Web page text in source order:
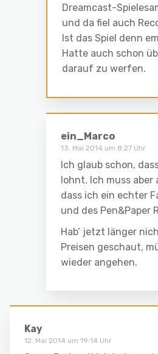
Dreamcast-
und da fiel auch
Ist das Spiel denn
Hatte auch schon
darauf zu werfen.
ein_Marco
13. Mai 2014 um 8:27 Uhr
Ich glaub schon,
lohnt. Ich muss
dass ich ein echter
und des Pen&Paper
Hab’ jetzt länger
Preisen geschaut,
wieder angehen.
Kay
12. Mai 2014 um 19:14 Uhr